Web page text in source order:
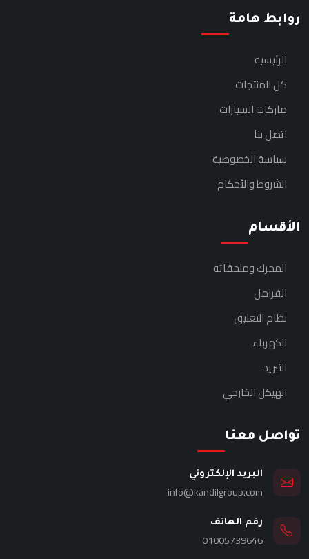
روابط هامة
الرئيسية
كل المنتجات
ماركات السيارات
اتصل بنا
سياسة الخصوصية
الشروط والأحكام
الأقسام
المحرك وملحقاته
الفرامل
نظام التعليق
الكهرباء
التبريد
الهيكل الخارجي
تواصل معنا
البريد الإلكتروني
info@kandilgroup.com
رقم الهاتف
01005739646